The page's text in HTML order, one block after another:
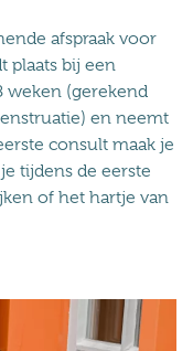
afspraak voor
plaats bij een
weken (gerekend
en neemt
consult maak je
tijdens de eerste
of het hartje van